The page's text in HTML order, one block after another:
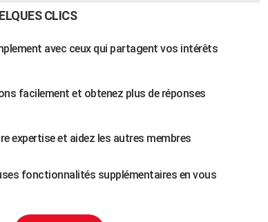
CLICS
avec ceux qui partagent vos intérêts
facilement et obtenez plus de réponses
expertise et aidez les autres membres
fonctionnalités supplémentaires en vous